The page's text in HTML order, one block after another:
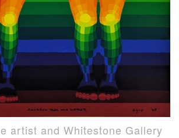
artist and Whitestone Gallery